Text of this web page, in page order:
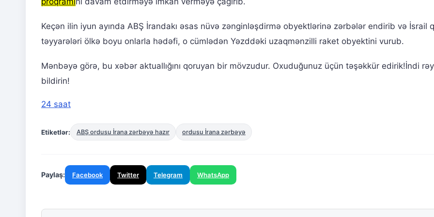
Keçən ilin iyun ayında ABŞ İrandakı əsas nüvə zənginləşdirmə obyektlərinə zərbələr endirib və İsrail
təyyarələri ölkə boyu onlarla hədəfi, o cümlədən Yəzddəki uzaqmənzilli raket obyektini vurub.
Mənbəyə görə, bu xəbər aktuallığını qoruyan bir mövzudur. Oxuduğunuz üçün təşəkkür edirik!İndi rəy
bildirin!
24 saat
Etiketlər: ABŞ ordusu İrana zərbəyə hazır ordusu İrana zərbəyə
Paylaş: Facebook Twitter Telegram WhatsApp